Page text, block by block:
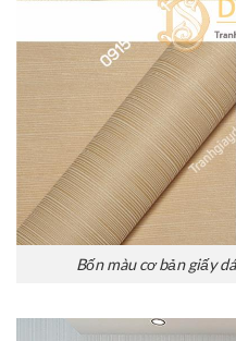
Bốn màu cơ bản giấy